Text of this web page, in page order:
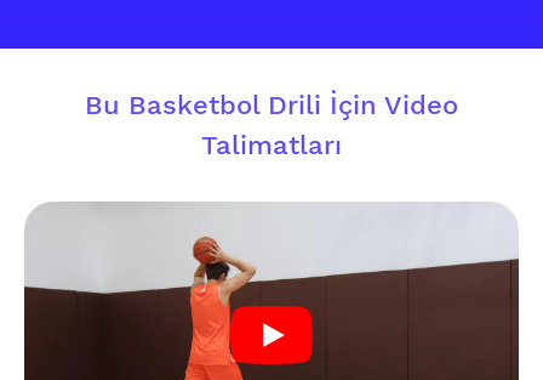
Bu Basketbol Drili İçin Video
Talimatları